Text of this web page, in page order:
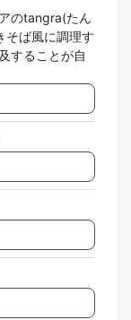
のtangra(たん
そば風に調理す
することが自